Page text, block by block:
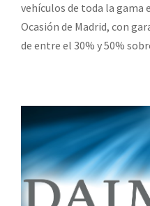
vehículos de toda la gama
Ocasión de Madrid, con
de entre el 30% y 50%